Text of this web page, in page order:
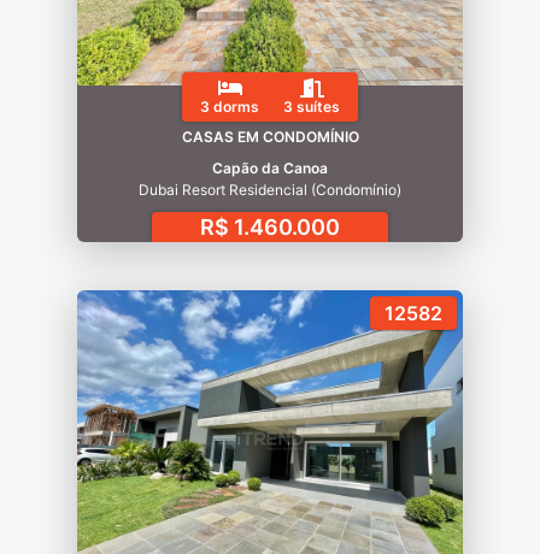
3 dorms
3 suítes
CASAS EM CONDOMÍNIO
Capão da Canoa
Dubai Resort Residencial (Condomínio)
R$ 1.460.000
12582